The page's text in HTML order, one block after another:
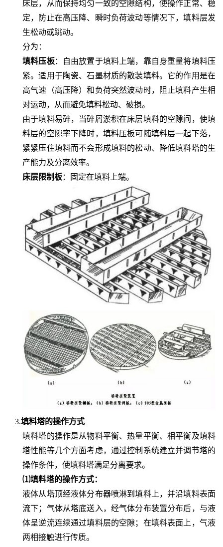
床层，从而保持均匀一致的空隙结构，使操作正常、稳
定，防止在高压降、瞬时负荷波动等情况下，填料层发
生松动或跳动。
分为：
填料压板：自由放置于填料上端，靠自身重量将填料压
紧。适用于陶瓷、石墨材质的散装填料。 它的作用是在
高气速（高压降）和负荷突然波动时，阻止填料产生相
对运动，从而避免填料松动、破损。
由于填料易碎，当碎屑淤积在床层填料的空隙间，使填
料层的空隙率下降时，填料压板可随填料层一起下落，
紧紧压住填料而不会形成填料的松动、降低填料塔的生
产能力及分离效率。
床层限制板：固定在填料上端。
3.填料塔的操作方式
填料塔的操作是从物料平衡、热量平衡、相平衡及填料
塔性能等几个方面考虑，通过控制系统建立并调节塔的
操作条件，使填料塔满足分离要求。
⑴填料塔的操作方式：
液体从塔顶经液体分布器喷淋到填料上，并沿填料表面
流下； 气体从塔底送入，经气体分布装置分布后，与液
体呈逆流连续通过填料层的空隙；在填料表面上，气液
两相接触进行传质。